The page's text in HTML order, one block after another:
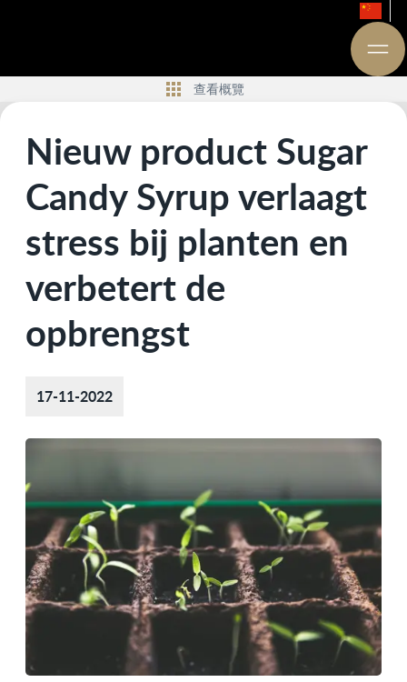
查看概覽
Nieuw product Sugar
Candy Syrup verlaagt
stress bij planten en
verbetert de
opbrengst
17-11-2022